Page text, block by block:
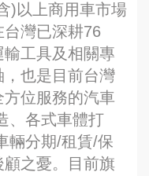
)以上商用車市場
灣已深耕76
工具及相關專
也是目前台灣
位服務的汽車
、各式車體打
輛分期/租賃/保
之憂。目前旗